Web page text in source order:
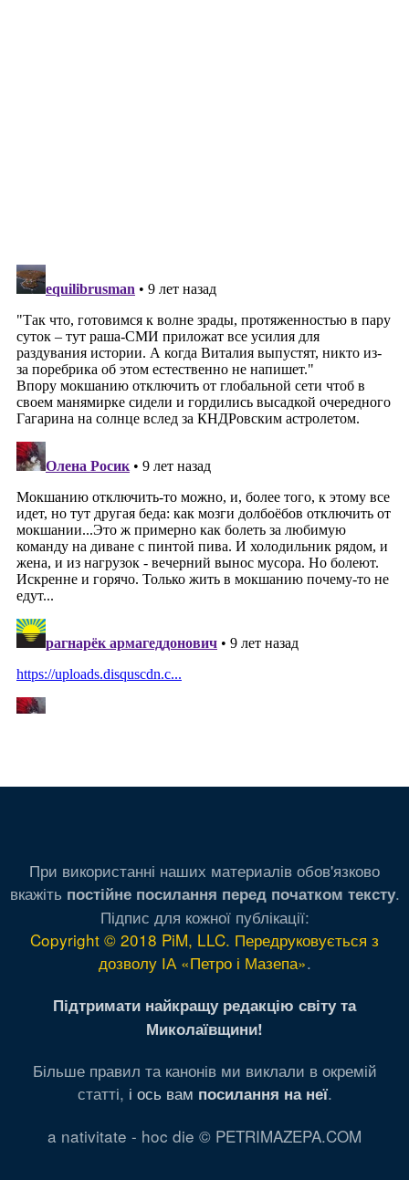
При використанні наших материалів обов'язково
вкажіть постійне посилання перед початком тексту.
Підпис для кожної публікації:
Copyright © 2018 PiM, LLC. Передруковується з
дозволу ІА «Петро і Мазепа».
Підтримати найкращу редакцію світу та
Миколаївщини!
Більше правил та канонів ми виклали в окремій
статті, і ось вам посилання на неї.
a nativitate - hoc die © PETRIMAZEPA.COM